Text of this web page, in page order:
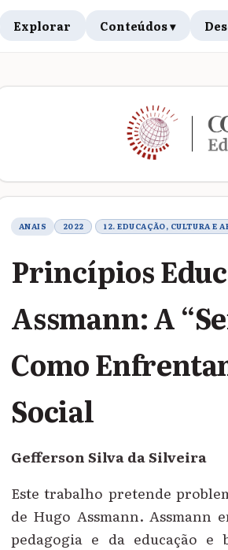
Explorar Conteúdos ▾
ANAIS 2022 12. EDUCAÇÃO, CULTURA E
Princípios
Assmann: A
Como
Social
Gefferson Silva da Silveira
Este trabalho pretende
de Hugo Assmann. Assmann
pedagogia e da educação e